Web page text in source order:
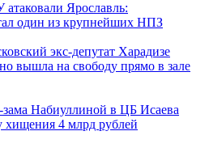
Ярославль:
один из крупнейших НПЗ
экс-депутат Харадизе
вышла на свободу прямо в зале
Набиуллиной в ЦБ Исаева
хищения 4 млрд рублей